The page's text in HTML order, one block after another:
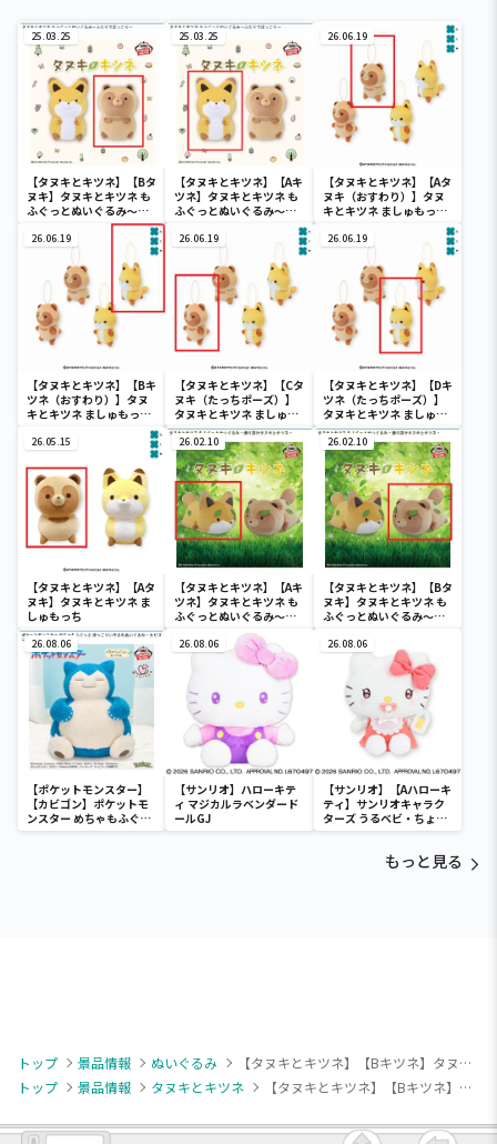
25.03.25
【タヌキとキツネ】【Bタ
ヌキ】タヌキとキツネ も
ふぐっとぬいぐるみ～ふ
たりでほっこり～
25.03.25
【タヌキとキツネ】【Aキ
ツネ】タヌキとキツネ も
ふぐっとぬいぐるみ～ふ
26.06.19
【タヌキとキツネ】【Aタ
ヌキ（おすわり）】タヌ
キとキツネ ましゅもっち
26.06.19
【タヌキとキツネ】【Bキ
ツネ（おすわり）】タヌ
キとキツネ ましゅもっち
26.06.19
【タヌキとキツネ】【Cタ
ヌキ（たっちポーズ）】
タヌキとキツネ ましゅも
っちひとくちサイズ
26.06.19
【タヌキとキツネ】【Dキ
ツネ（たっちポーズ）】
タヌキとキツネ ましゅも
っちひとくちサイズ
26.05.15
【タヌキとキツネ】【Aタ
ヌキ】タヌキとキツネ ま
しゅもっち
26.02.10
【タヌキとキツネ】【Aキ
ツネ】タヌキとキツネ も
ふぐっとぬいぐるみ～通
り抜けタヌキとキツネ～
26.02.10
【タヌキとキツネ】【Bタ
ヌキ】タヌキとキツネ も
ふぐっとぬいぐるみ～通
26.08.06
【ポケットモンスター】
【カビゴン】ポケットモ
ンスター めちゃもふぐっ
と ほっこりいやされぬい
26.08.06
【サンリオ】ハローキテ
ィ マジカルラベンダード
ールGJ
26.08.06
【サンリオ】【Aハローキ
ティ】サンリオキャラク
ターズ うるベビ・ちょい
デカドール
もっと見る
トップ 景品情報 ぬいぐるみ
【タヌキとキツネ】【Bキツネ】タヌキとキツネ ましゅもっち
トップ
景品情報 タヌキとキツネ 【タヌキとキツネ】【Bキツネ】タヌキとキツネ ましゅもっち